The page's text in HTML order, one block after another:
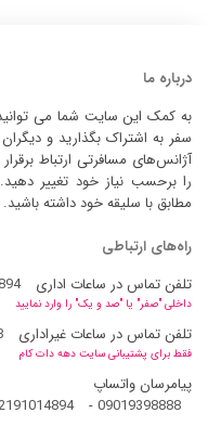
درباره ما
به کمک این سایت شما می
سفر به اشتراک بگذارید و
آژانس‌های مسافرتی ارتباط
را برحسب نیاز خود تغییر
مطابق با سلیقه خود داشته باشید.
راه‌های ارتباطی
تلفن تماس در ساعات اداری
داخلی "صفر" یا "صد و یک" را وارد نمایید
تلفن تماس در ساعات غیراداری
فقط برای پشتیبانی سایت دهه دات کام
پیامرسان واتساپ
09019398888
-